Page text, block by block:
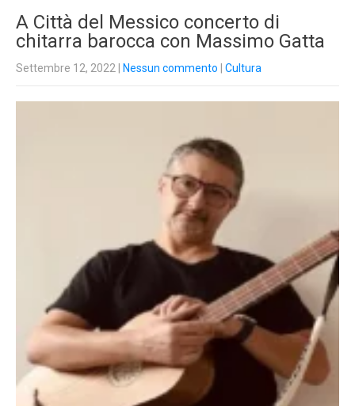
A Città del Messico concerto di
chitarra barocca con Massimo Gatta
Settembre 12, 2022 Nessun commento Cultura